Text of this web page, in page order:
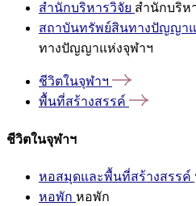
สำนักบริหารวิจัย สำนักบริห
สถาบันทรัพย์สินทางปัญญา
ทางปัญญาแห่งจุฬาฯ
ชีวิตในจุฬาฯ
พื้นที่สร้างสรรค์
ชีวิตในจุฬาฯ
หอสมุดและพื้นที่สร้างสรรค์
หอพัก หอพัก